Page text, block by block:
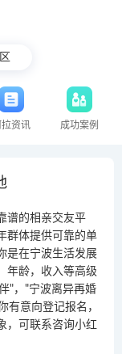
拉资讯 成功案例
谱的相亲交友平
群体提供可靠的单
是在宁波生活发展
年龄，收入等高级
"，"宁波离异再婚
有意向登记报名，
可联系咨询小红